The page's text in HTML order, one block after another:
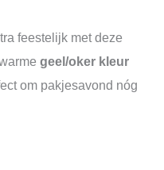
feestelijk met deze
geel/oker kleur
om pakjesavond nóg